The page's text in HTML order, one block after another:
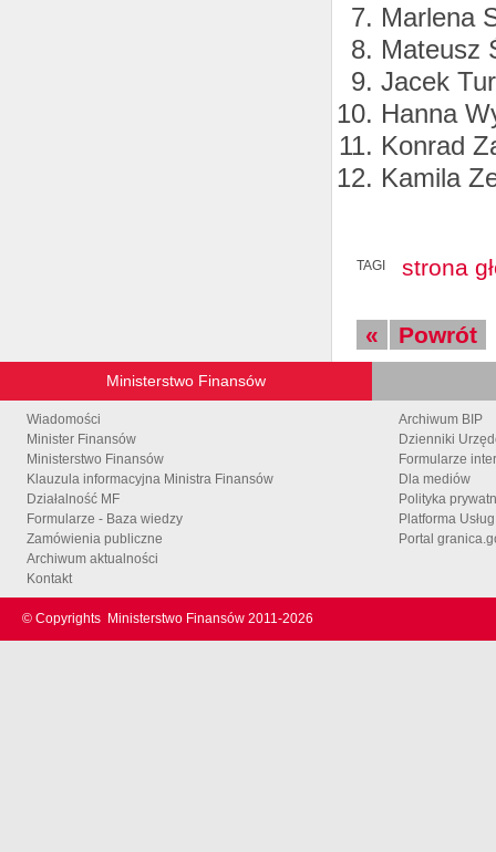
Marlena
Mateusz
Jacek
Hanna
Konrad
Kamila
TAGI strona
« Powrót
Ministerstwo Finansów
Wiadomości
Minister Finansów
Ministerstwo Finansów
Klauzula informacyjna Ministra Finansów
Działalność MF
Formularze - Baza wiedzy
Zamówienia publiczne
Archiwum aktualności
Kontakt
Archiwum BIP
Dzienniki
Formularze
Dla mediów
Polityka
Platforma
Portal
© Copyrights Ministerstwo Finansów 2011-2026